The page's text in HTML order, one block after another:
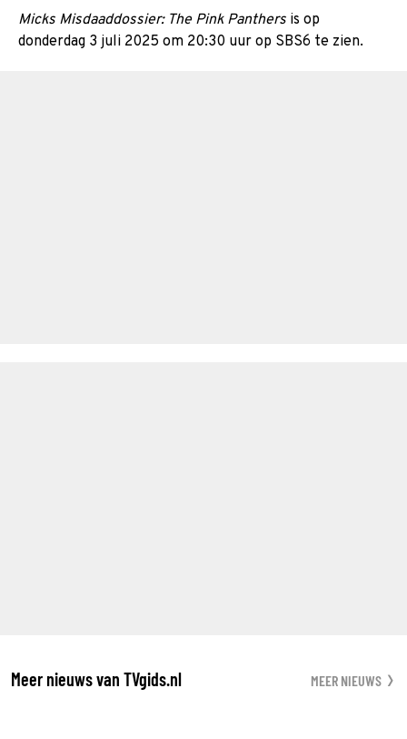
Micks Misdaaddossier: The Pink Panthers is op
donderdag 3 juli 2025 om 20:30 uur op SBS6 te zien.
Meer nieuws van TVgids.nl MEER NIEUWS